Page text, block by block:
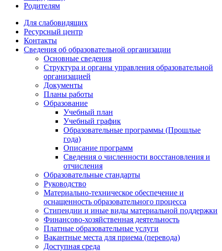
Родителям
Для слабовидящих
Ресурсный центр
Контакты
Сведения об образовательной организации
Основные сведения
Структура и органы управления образовательной
организацией
Документы
Планы работы
Образование
Учебный план
Учебный график
Образовательные программы (Прошлые
года)
Описание программ
Сведения о численности восстановления и
отчисления
Образовательные стандарты
Руководство
Материально-техническое обеспечение и
оснащенность образовательного процесса
Стипендии и иные виды материальной поддержки
Финансово-хозяйственная деятельность
Платные образовательные услуги
Вакантные места для приема (перевода)
Доступная среда